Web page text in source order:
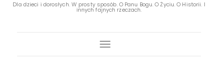
Dla dzieci i dorosłych. W prosty sposób. O Panu Bogu. O Życiu. O Historii. I
innych fajnych rzeczach.
Toggle Navigation